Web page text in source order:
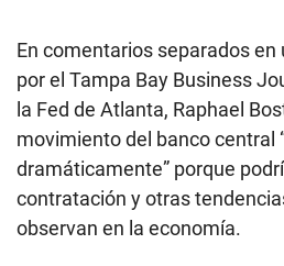
En comentarios separados
por el Tampa Bay Business
la Fed de Atlanta, Raphael
movimiento del banco central
dramáticamente” porque
contratación y otras
observan en la economía.